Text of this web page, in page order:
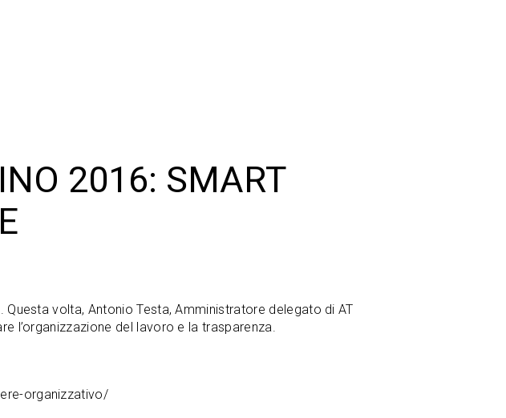
2016: SMART
Questa volta, Antonio Testa, Amministratore delegato di AT
l’organizzazione del lavoro e la trasparenza.
organizzativo/